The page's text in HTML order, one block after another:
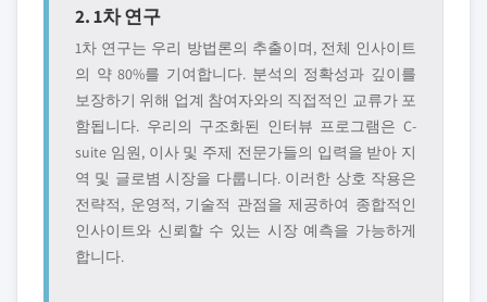
2. 1차 연구
1차 연구는 우리 방법론의 추출이며, 전체 인사이트
의 약 80%를 기여합니다. 분석의 정확성과 깊이를
보장하기 위해 업계 참여자와의 직접적인 교류가 포
함됩니다. 우리의 구조화된 인터뷰 프로그램은 C-
suite 임원, 이사 및 주제 전문가들의 입력을 받아 지
역 및 글로볌 시장을 다룹니다. 이러한 상호 작용은
전략적, 운영적, 기술적 관점을 제공하여 종합적인
인사이트와 신뢰할 수 있는 시장 예측을 가능하게
합니다.